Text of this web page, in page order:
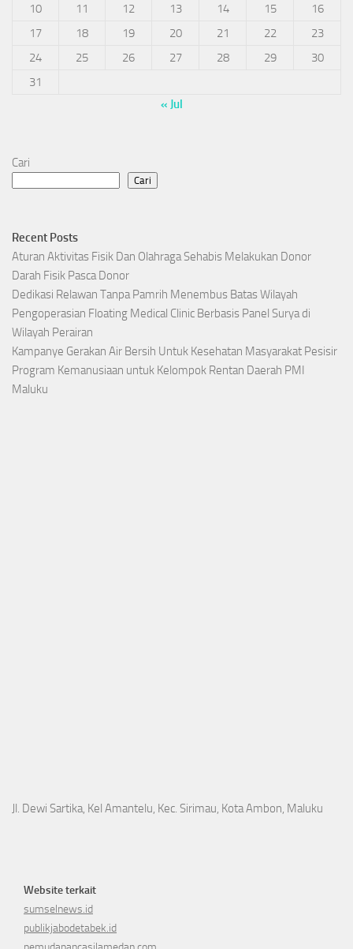
10
11 12 13 14 15
16
17
18 19 20 21 22
23
24
25 26 27 28 29
30
31
« Jul
Cari
Cari
Recent Posts
Aturan Aktivitas Fisik Dan Olahraga Sehabis Melakukan Donor
Darah Fisik Pasca Donor
Dedikasi Relawan Tanpa Pamrih Menembus Batas Wilayah
Pengoperasian Floating Medical Clinic Berbasis Panel Surya di
Wilayah Perairan
Kampanye Gerakan Air Bersih Untuk Kesehatan Masyarakat Pesisir
Program Kemanusiaan untuk Kelompok Rentan Daerah PMI
Maluku
Jl. Dewi Sartika, Kel Amantelu, Kec. Sirimau, Kota Ambon, Maluku
Website terkait
sumselnews.id
publikjabodetabek.id